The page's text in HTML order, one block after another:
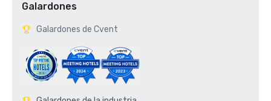
Galardones
Galardones de Cvent